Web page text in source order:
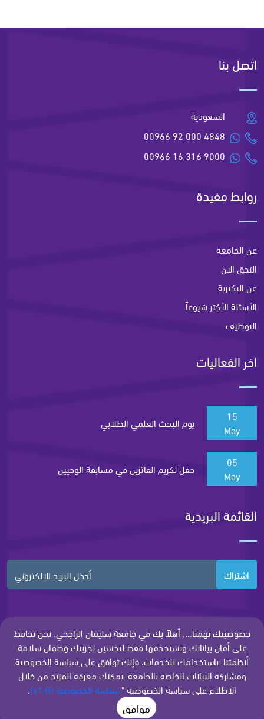
اتصل بنا
السعودية
00966 92 000 4848
00966 16 316 9000
روابط مفيدة
عن الجامعة
التحق الان
عن البكيرية
الأسئلة الأكثر شيوعاً
التوظيف
اخر الفعاليات
15
May
يوم البحث العلمي الطلابي
05
May
حفل تكريم الفائزين في مسابقة الوحيين
القائمة البريدية
اشتراك
جميع الحقوق محفوظة - جامعة سليمان الراجحي
خصوصيتك تهمنا.... أهلاً بك في جامعة سليمان الراجحي. نحن نحافظ
على أمان بياناتك ونستخدمها فقط لتحسين تجربتك وضمان سلامة
أنظمتنا. باستخدامك للخدمات، فإنك توافق على سياسة الخصوصية
ومشاركة البيانات الخاصة بالجامعة. يمكنك معرفة المزيد من خلال
الاطلاع على سياسة الخصوصية "سياسة الخصوصية (v1.0) .
موافق